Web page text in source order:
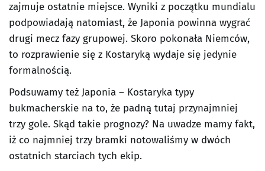
zajmuje ostatnie miejsce. Wyniki z początku mundialu
podpowiadają natomiast, że Japonia powinna wygrać
drugi mecz fazy grupowej. Skoro pokonała Niemców,
to rozprawienie się z Kostaryką wydaje się jedynie
formalnością.
Podsuwamy też Japonia – Kostaryka typy
bukmacherskie na to, że padną tutaj przynajmniej
trzy gole. Skąd takie prognozy? Na uwadze mamy fakt,
iż co najmniej trzy bramki notowaliśmy w dwóch
ostatnich starciach tych ekip.